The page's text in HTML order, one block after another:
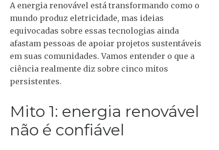
A energia renovável está transformando como o
mundo produz eletricidade, mas ideias
equivocadas sobre essas tecnologias ainda
afastam pessoas de apoiar projetos sustentáveis
em suas comunidades. Vamos entender o que a
ciência realmente diz sobre cinco mitos
persistentes.
Mito 1: energia renovável
não é confiável